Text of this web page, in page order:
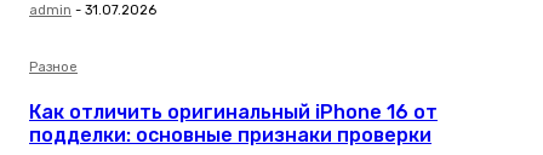
admin - 31.07.2026
Разное
Как отличить оригинальный iPhone 16 от
подделки: основные признаки проверки